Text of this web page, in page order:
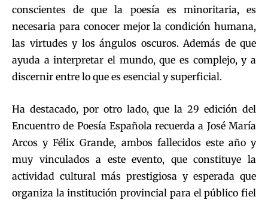
conscientes de que la poesía es minoritaria, es
necesaria para conocer mejor la condición humana,
las virtudes y los ángulos oscuros. Además de que
ayuda a interpretar el mundo, que es complejo, y a
discernir entre lo que es esencial y superficial.
Ha destacado, por otro lado, que la 29 edición del
Encuentro de Poesía Española recuerda a José María
Arcos y Félix Grande, ambos fallecidos este año y
muy vinculados a este evento, que constituye la
actividad cultural más prestigiosa y esperada que
organiza la institución provincial para el público fiel